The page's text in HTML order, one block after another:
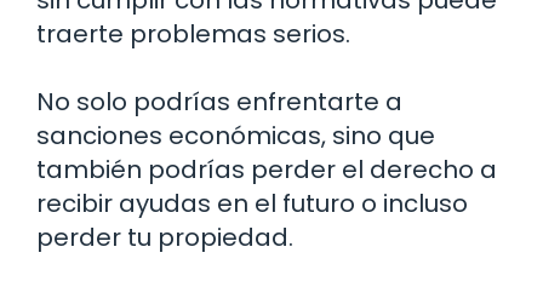
traerte problemas serios.
No solo podrías enfrentarte a
sanciones económicas, sino que
también podrías perder el derecho a
recibir ayudas en el futuro o incluso
perder tu propiedad.